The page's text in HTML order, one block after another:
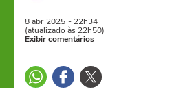
8 abr 2025 - 22h34
(atualizado às 22h50)
Exibir comentários